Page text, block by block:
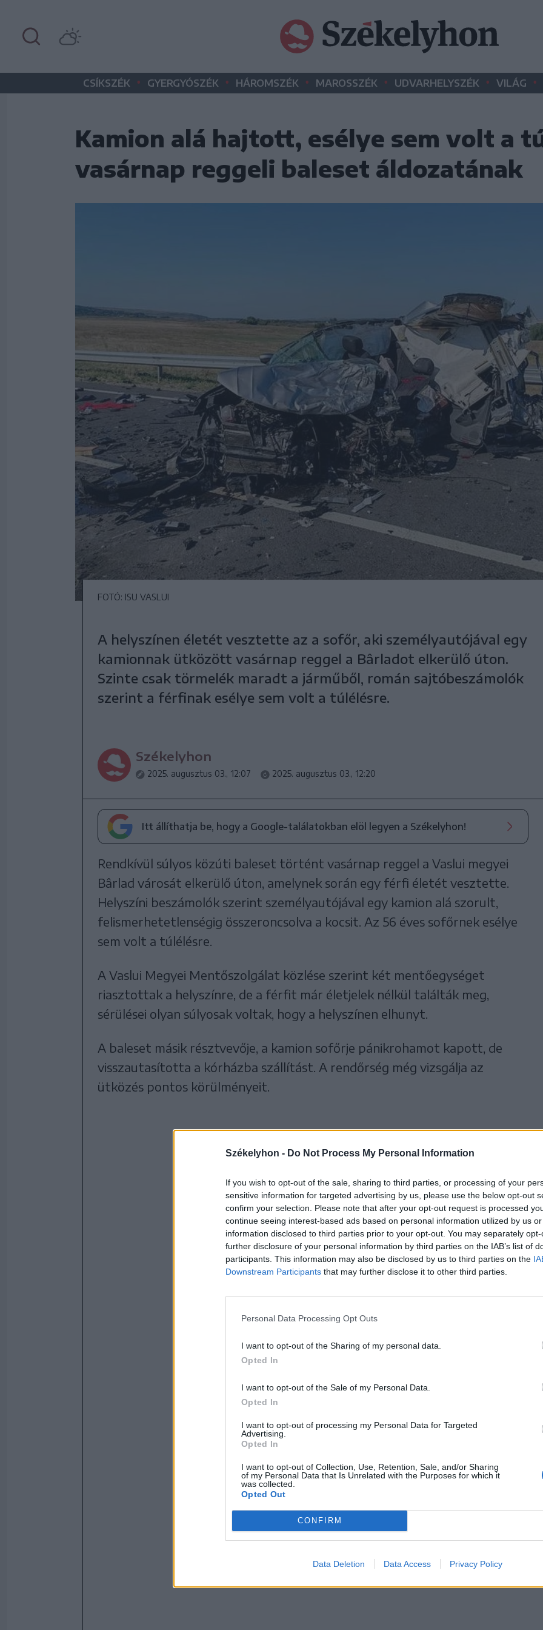
Székelyhon - Do Not Process My Personal Information
If you wish to opt-out of the sale, sharing to third parties, or processing of your
sensitive information for targeted advertising by us, please use the below opt-out
confirm your selection. Please note that after your opt-out request is processed
continue seeing interest-based ads based on personal information utilized by us
information disclosed to third parties prior to your opt-out. You may separately
further disclosure of your personal information by third parties on the IAB’s list of
participants. This information may also be disclosed by us to third parties on the
Downstream Participants that may further disclose it to other third parties.
Personal Data Processing Opt Outs
I want to opt-out of the Sharing of my personal data.
Opted In
I want to opt-out of the Sale of my Personal Data.
Opted In
I want to opt-out of processing my Personal Data for Targeted
Advertising.
Opted In
I want to opt-out of Collection, Use, Retention, Sale, and/or Sharing
of my Personal Data that Is Unrelated with the Purposes for which it
was collected.
Opted Out
CONFIRM
Data Deletion Data Access Privacy Policy
CSÍKSZÉK • GYERGYÓSZÉK • HÁROMSZÉK • MAROSSZÉK • UDVARHELYSZÉK • VILÁG •
Kamion alá hajtott, esélye sem volt a
vasárnap reggeli baleset áldozatának
FOTÓ: ISU VASLUI
A helyszínen életét vesztette az a sofőr, aki személyautójával egy
kamionnak ütközött vasárnap reggel a Bârladot elkerülő úton.
Szinte csak törmelék maradt a járműből, román sajtóbeszámolók
szerint a férfinak esélye sem volt a túlélésre.
Székelyhon
2025. augusztus 03., 12:07 2025. augusztus 03., 12:20
Itt állíthatja be, hogy a Google-találatokban elöl legyen a Székelyhon!
Rendkívül súlyos közúti baleset történt vasárnap reggel a Vaslui megyei
Bârlad városát elkerülő úton, amelynek során egy férfi életét vesztette.
Helyszíni beszámolók szerint személyautójával egy kamion alá szorult,
felismerhetetlenségig összeroncsolva a kocsit. Az 56 éves sofőrnek esélye
sem volt a túlélésre.
A Vaslui Megyei Mentőszolgálat közlése szerint két mentőegységet
riasztottak a helyszínre, de a férfit már életjelek nélkül találták meg,
sérülései olyan súlyosak voltak, hogy a helyszínen elhunyt.
A baleset másik résztvevője, a kamion sofőrje pánikrohamot kapott, de
visszautasította a kórházba szállítást. A rendőrség még vizsgálja az
ütközés pontos körülményeit.